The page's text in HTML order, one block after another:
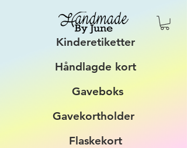
Kinderetiketter
Håndlagde kort
Gaveboks
Gavekortholder
Flaskekort